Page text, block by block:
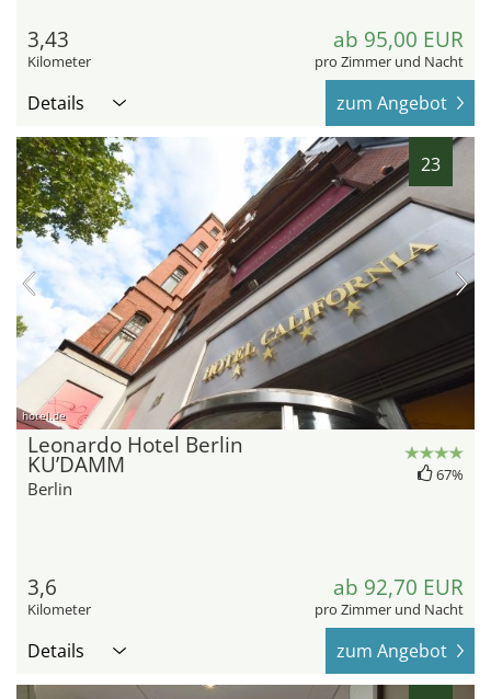
3,43
Kilometer
ab 95,00 EUR
pro Zimmer und Nacht
Details zum Angebot
23
hotel.de
Leonardo Hotel Berlin
KU’DAMM
Berlin
67%
3,6
Kilometer
ab 92,70 EUR
pro Zimmer und Nacht
Details zum Angebot